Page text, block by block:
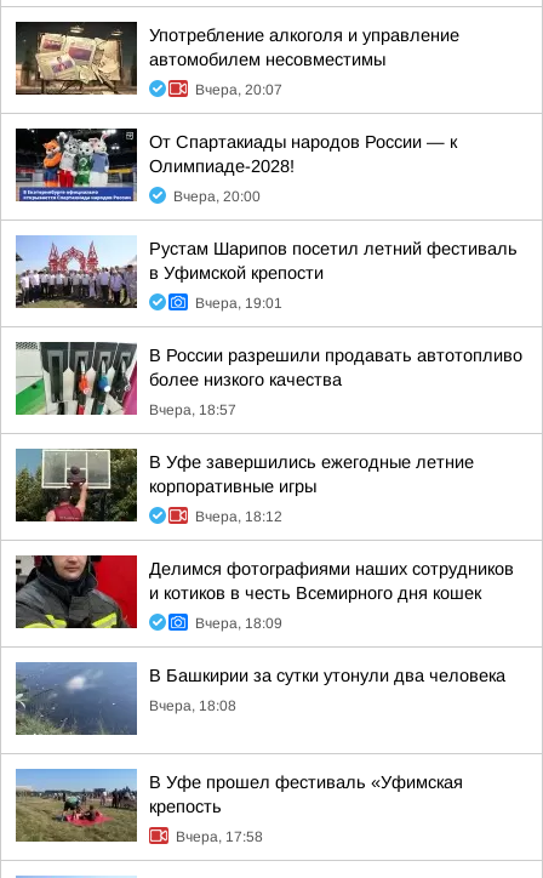
Употребление алкоголя и управление
автомобилем несовместимы
Вчера, 20:07
От Спартакиады народов России — к
Олимпиаде-2028!
Вчера, 20:00
Рустам Шарипов посетил летний фестиваль
в Уфимской крепости
Вчера, 19:01
В России разрешили продавать автотопливо
более низкого качества
Вчера, 18:57
В Уфе завершились ежегодные летние
корпоративные игры
Вчера, 18:12
Делимся фотографиями наших сотрудников
и котиков в честь Всемирного дня кошек
Вчера, 18:09
В Башкирии за сутки утонули два человека
Вчера, 18:08
В Уфе прошел фестиваль «Уфимская
крепость
Вчера, 17:58